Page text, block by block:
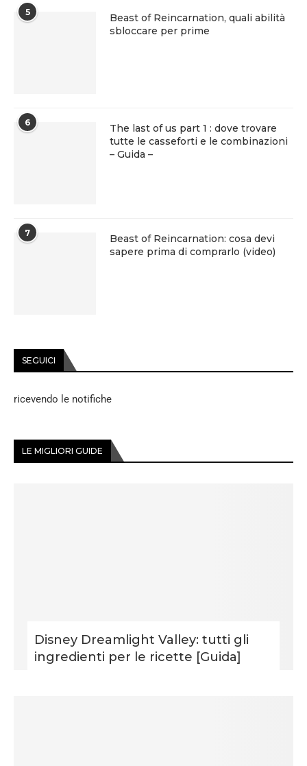
5
Beast of Reincarnation, quali abilità
sbloccare per prime
6
The last of us part 1 : dove trovare
tutte le casseforti e le combinazioni
– Guida –
7
Beast of Reincarnation: cosa devi
sapere prima di comprarlo (video)
SEGUICI
ricevendo le notifiche
LE MIGLIORI GUIDE
Disney Dreamlight Valley: tutti gli
ingredienti per le ricette [Guida]